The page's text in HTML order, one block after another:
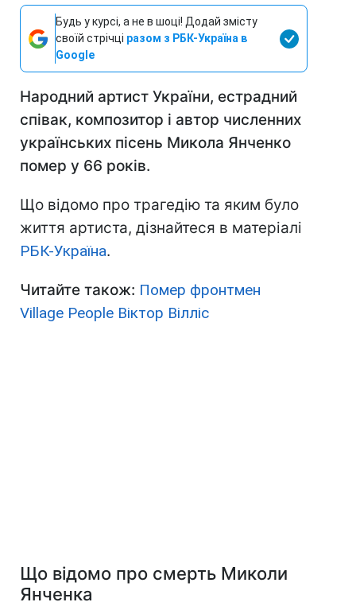
Будь у курсі, а не в шоці! Додай змісту
своїй стрічці разом з РБК-Україна в
Google
Народний артист України, естрадний
співак, композитор і автор численних
українських пісень Микола Янченко
помер у 66 років.
Що відомо про трагедію та яким було
життя артиста, дізнайтеся в матеріалі
РБК-Україна.
Читайте також: Помер фронтмен
Village People Віктор Вілліс
Що відомо про смерть Миколи
Янченка